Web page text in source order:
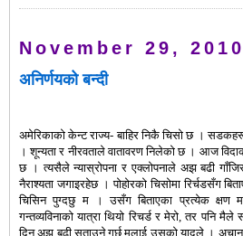
November 29, 2010
अनिर्णयको बन्दी
अमेरिकाको केन्ट राज्य-बाहिर निकै चिसो छ ।
। शून्यता र नीरवताले वातावरण निलेको छ । आज
छ । त्यसैले न्यास्रोपना र एक्लोपनाले अझ बढी
नैराश्यता जगाइरहेछ । पोहोरको चिसोमा रिर्चडसँग
चिसिन पुग्दछु म । उसँग बिताएका प्रत्येक क्षण
गन्तव्यविनाको यात्रा थियो रिचर्ड र मेरो,तर पनि मैले
दिन अझ बढी सताउने गर्छ मलाई उसको यादले ।